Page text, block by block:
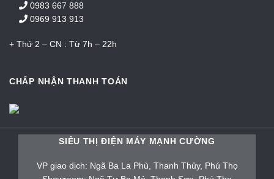
0983 667 888
0969 913 913
+ Thứ 2 – CN : Từ 7h – 22h
CHẤP NHẬN THANH TOÁN
SIÊU THỊ ĐIỆN MÁY MẠNH CƯỜNG
VP giao dịch: Ngã Ba La Phù, Thanh Thủy, Phú Thọ